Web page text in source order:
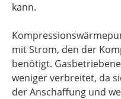
kann.
mit Strom, den der
benötigt.
weniger verbreitet, da
der Anschaffung und